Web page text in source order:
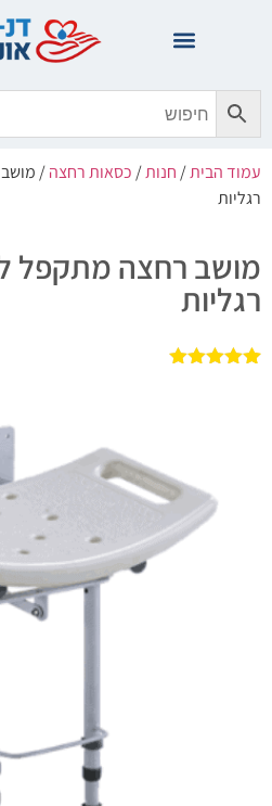
עמוד הבית/חנות/כסאות רחצה/
רגליות
מושב רחצה מתקפל
רגליות